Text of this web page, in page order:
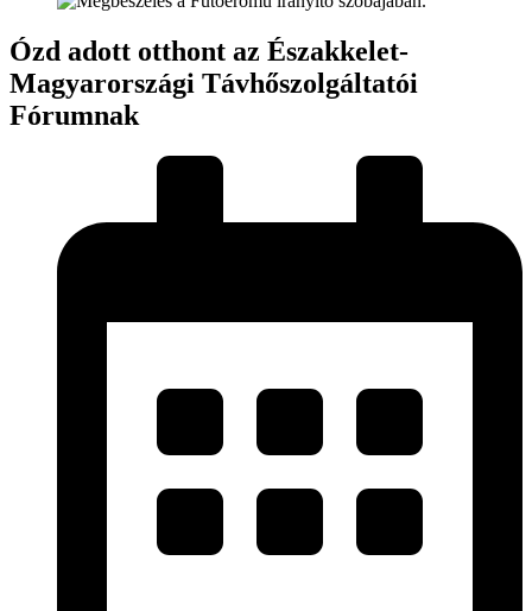
Ózd adott otthont az Északkelet-
Magyarországi Távhőszolgáltatói
Fórumnak